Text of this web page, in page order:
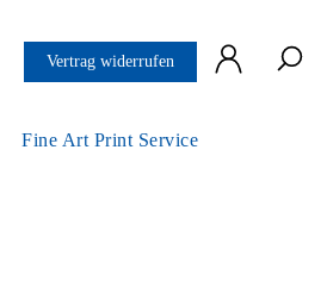
Vertrag widerrufen
Fine Art Print Service